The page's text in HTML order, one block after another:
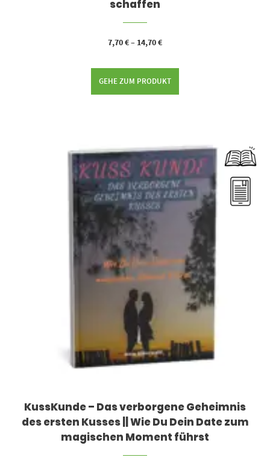
schaffen
7,70€– 14,70€
GEHE ZUM PRODUKT
KussKunde – Das verborgene Geheimnis
des ersten Kusses || Wie Du Dein Date zum
magischen Moment führst